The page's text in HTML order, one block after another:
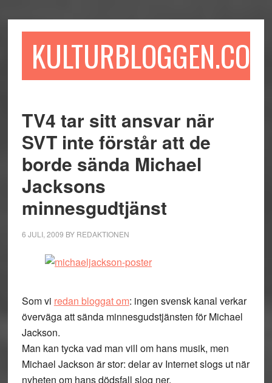
till
till
sidofältet
till
KULTURBLOGGEN.COM
TV4 tar sitt ansvar när
SVT inte förstår att de
borde sända Michael
Jacksons
minnesgudtjänst
6 JULI, 2009 BY REDAKTIONEN
Som vi redan bloggat om: ingen svensk kanal verkar
överväga att sända minnesgudstjänsten för Michael
Jackson.
Man kan tycka vad man vill om hans musik, men
Michael Jackson är stor: delar av Internet slogs ut när
nyheten om hans dödsfall slog ner.